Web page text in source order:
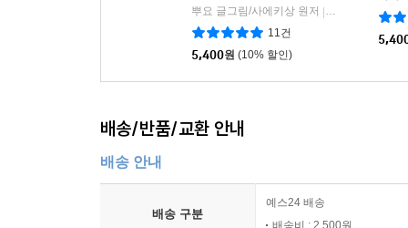
사연 after the rain 2
뿌요 글그림/사에키상 원저
미스터블루
11건
5,400원 (10% 할인)
배송/반품/교환 안내
배송 안내
배송 구분
예스24 배송